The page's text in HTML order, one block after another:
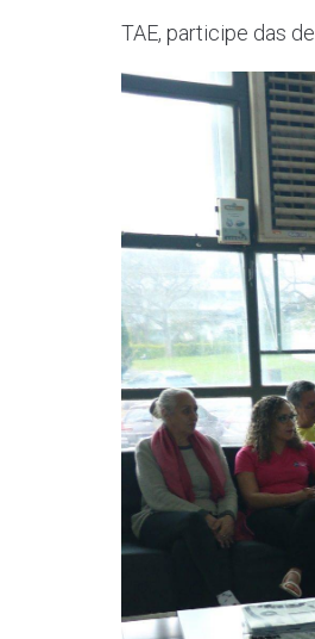
TAE, participe das